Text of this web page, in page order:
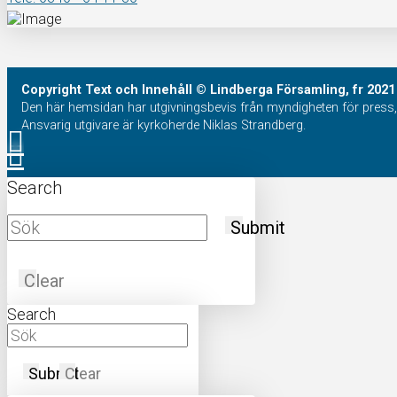
Copyright Text och Innehåll
© Lindberga Församling, fr 2021
Den här hemsidan har utgivningsbevis från myndigheten för
Ansvarig utgivare är kyrkoherde Niklas Strandberg.
Search
Submit
Clear
Search
SubmitClear